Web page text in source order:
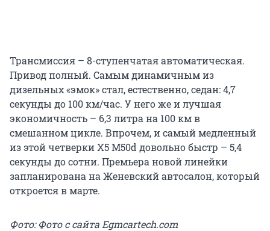
Трансмиссия – 8-ступенчатая автоматическая.
Привод полный. Самым динамичным из
дизельных «эмок» стал, естественно, седан: 4,7
секунды до 100 км/час. У него же и лучшая
экономичность – 6,3 литра на 100 км в
смешанном цикле. Впрочем, и самый медленный
из этой четверки X5 M50d довольно быстр – 5,4
секунды до сотни. Премьера новой линейки
запланирована на Женевский автосалон, который
откроется в марте.
Фото: Фото с сайта Egmcartech.com